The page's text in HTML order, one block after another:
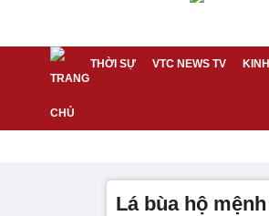
THỜI SỰ VTC NEWS TV
lá bùa hộ mệnh